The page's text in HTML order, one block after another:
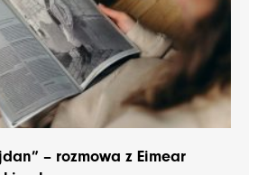
– rozmowa z Eimear